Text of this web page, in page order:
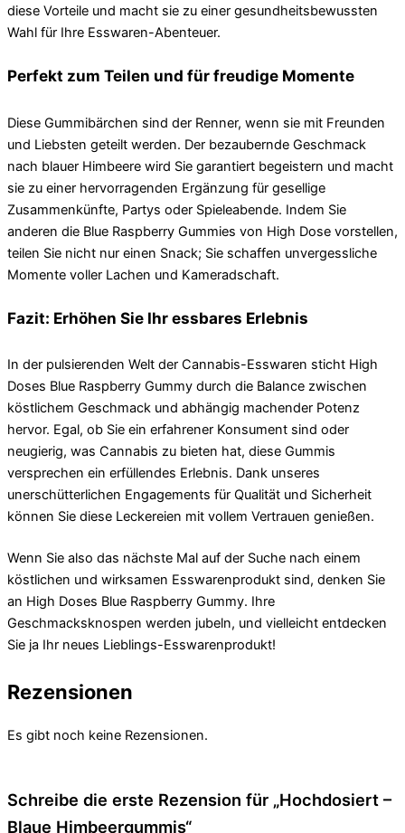
diese Vorteile und macht sie zu einer gesundheitsbewussten
Wahl für Ihre Esswaren-Abenteuer.
Perfekt zum Teilen und für freudige Momente
Diese Gummibärchen sind der Renner, wenn sie mit Freunden
und Liebsten geteilt werden. Der bezaubernde Geschmack
nach blauer Himbeere wird Sie garantiert begeistern und macht
sie zu einer hervorragenden Ergänzung für gesellige
Zusammenkünfte, Partys oder Spieleabende. Indem Sie
anderen die Blue Raspberry Gummies von High Dose vorstellen,
teilen Sie nicht nur einen Snack; Sie schaffen unvergessliche
Momente voller Lachen und Kameradschaft.
Fazit: Erhöhen Sie Ihr essbares Erlebnis
In der pulsierenden Welt der Cannabis-Esswaren sticht High
Doses Blue Raspberry Gummy durch die Balance zwischen
köstlichem Geschmack und abhängig machender Potenz
hervor. Egal, ob Sie ein erfahrener Konsument sind oder
neugierig, was Cannabis zu bieten hat, diese Gummis
versprechen ein erfüllendes Erlebnis. Dank unseres
unerschütterlichen Engagements für Qualität und Sicherheit
können Sie diese Leckereien mit vollem Vertrauen genießen.
Wenn Sie also das nächste Mal auf der Suche nach einem
köstlichen und wirksamen Esswarenprodukt sind, denken Sie
an High Doses Blue Raspberry Gummy. Ihre
Geschmacksknospen werden jubeln, und vielleicht entdecken
Sie ja Ihr neues Lieblings-Esswarenprodukt!
Rezensionen
Es gibt noch keine Rezensionen.
Schreibe die erste Rezension für „Hochdosiert –
Blaue Himbeergummis“